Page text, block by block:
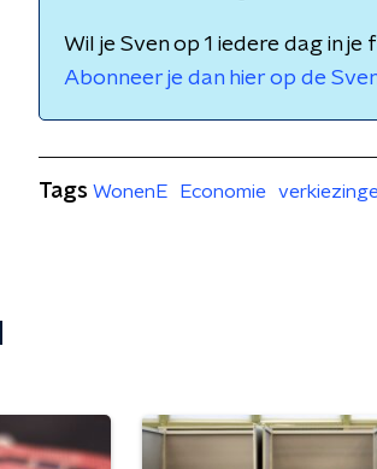
Wil je Sven op 1 iedere dag in
Abonneer je dan hier op de
Tags WonenE Economie